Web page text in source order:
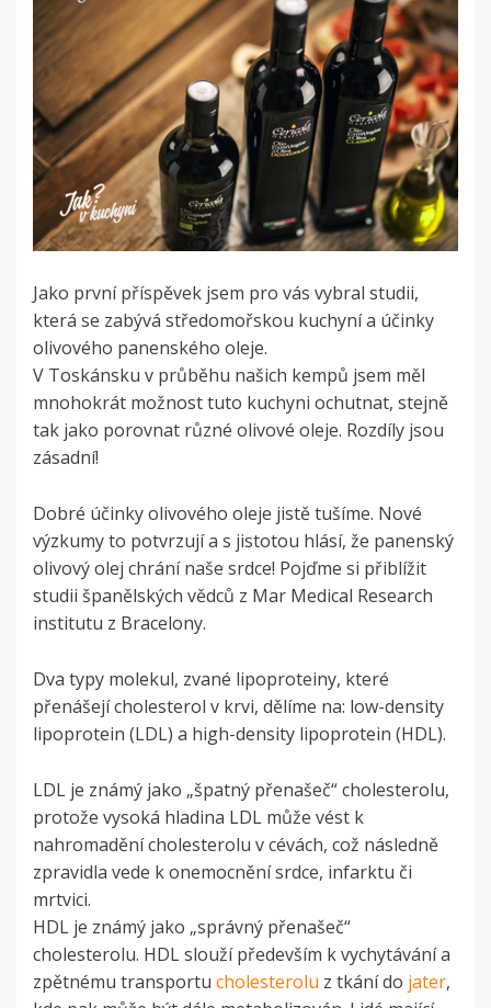
Jako první příspěvek jsem pro vás vybral studii,
která se zabývá středomořskou kuchyní a účinky
olivového panenského oleje.
V Toskánsku v průběhu našich kempů jsem měl
mnohokrát možnost tuto kuchyni ochutnat, stejně
tak jako porovnat různé olivové oleje. Rozdíly jsou
zásadní!
Dobré účinky olivového oleje jistě tušíme. Nové
výzkumy to potvrzují a s jistotou hlásí, že panenský
olivový olej chrání naše srdce! Pojďme si přiblížit
studii španělských vědců z Mar Medical Research
institutu z Bracelony.
Dva typy molekul, zvané lipoproteiny, které
přenášejí cholesterol v krvi, dělíme na: low-density
lipoprotein (LDL) a high-density lipoprotein (HDL).
LDL je známý jako „špatný přenašeč“ cholesterolu,
protože vysoká hladina LDL může vést k
nahromadění cholesterolu v cévách, což následně
zpravidla vede k onemocnění srdce, infarktu či
mrtvici.
HDL je známý jako „správný přenašeč“
cholesterolu. HDL slouží především k vychytávání a
zpětnému transportu cholesterolu z tkání do jater,